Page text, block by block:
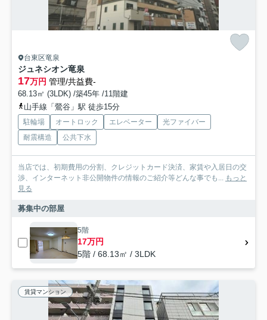
台東区竜泉
ジュネシオン竜泉
17万円 管理/共益費-
68.13㎡ (3LDK) /築45年 /11階建
山手線「鶯谷」駅 徒歩15分
駐輪場 オートロック エレベーター
光ファイバー
耐震構造
公共下水
当店では、初期費用の分割、クレジットカード決済、家賃や入居日の交
渉、インターネット非公開物件の情報のご紹介等どんな事でも... もっと
見る
募集中の部屋
5階
17万円
5階 / 68.13㎡ / 3LDK
賃貸マンション